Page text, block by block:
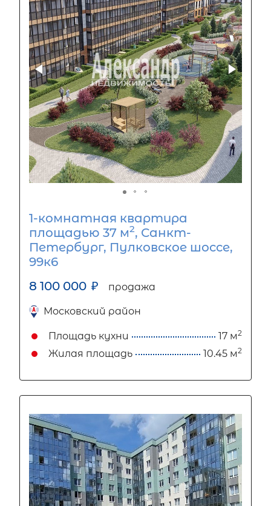
1-комнатная квартира
площадью 37 м2, Санкт-
Петербург, Пулковское шоссе,
99к6
8 100 000 ₽ продажа
Московский район
Площадь кухни 17 м2
Жилая площадь 10.45 м2